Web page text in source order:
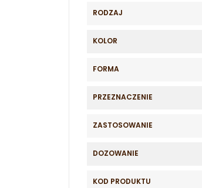
RODZAJ
KOLOR
FORMA
PRZEZNACZENIE
ZASTOSOWANIE
DOZOWANIE
KOD PRODUKTU